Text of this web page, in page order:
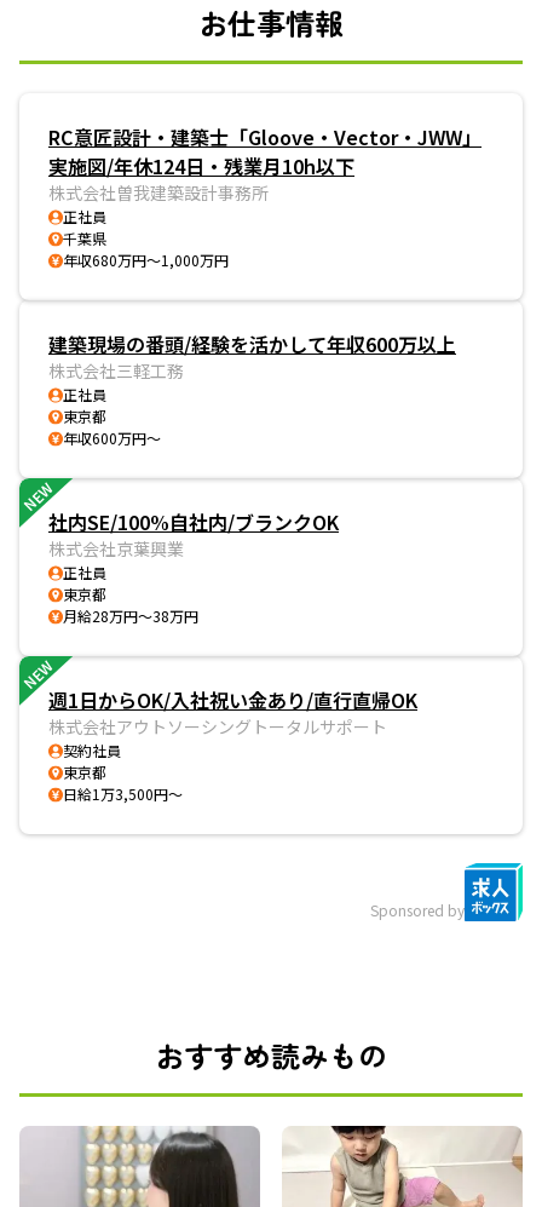
お仕事情報
RC意匠設計・建築士「Gloove・Vector・JWW」
実施図/年休124日・残業月10h以下
株式会社曽我建築設計事務所
正社員
千葉県
年収680万円～1,000万円
建築現場の番頭/経験を活かして年収600万以上
株式会社三軽工務
正社員
東京都
年収600万円～
NEW
社内SE/100%自社内/ブランクOK
株式会社京葉興業
正社員
東京都
月給28万円～38万円
NEW
週1日からOK/入社祝い金あり/直行直帰OK
株式会社アウトソーシングトータルサポート
契約社員
東京都
日給1万3,500円～
Sponsored by
おすすめ読みもの